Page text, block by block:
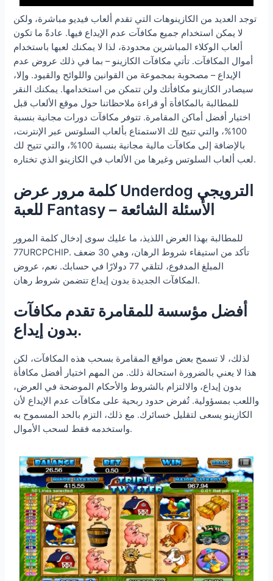
توجد العديد من الكازينوهات التي تقدم ألعاب فيديو مباشرة، ولكن
لا يمكن استخدام جميع مكافآت عدم الإيداع فيها. عادةً ما تكون
ألعاب الوكلاء المباشرين محدودة، لذا لا يمكنك لعبها باستخدام
أموال المكافآت. تأتي مكافآت الكازينو – بما في ذلك عروض عدم
الإيداع – مصحوبة بمجموعة من القوانين واللوائح والقيود. وإلا،
سيصادر الكازينو مكافأتك ولن تتمكن من استخدامها. يمكنك النقر
للمطالبة بالمكافأة أو قراءة ملاحظاتنا حول موقع الألعاب قبل
اختيار أفضل أماكن المقامرة. تتوفر مكافآت دورات مجانية بنسبة
100%، والتي تتيح لك الاستمتاع بألعاب السلوتس عبر الإنترنت،
بالإضافة إلى مكافآت مالية مجانية بنسبة 100%، والتي تتيح لك
لعب ألعاب السلوتس وغيرها من الألعاب في الكازينو الذي تختاره.
كلمة مرور عرض Underdog الترويجي
للعبة Fantasy – الأسئلة الشائعة
للمطالبة بهذا العرض اللذيذ، ما عليك سوى إدخال كلمة المرور
77URCPCHIP. تأكد من استيفاء شروط الرهان، وهي 30 ضعف
المبلغ المدفوع، لتلقي 77 دولارًا في حسابك. نعم، عروض
المكافآت الجديدة بدون إيداع تتضمن شروط رهان.
أفضل مؤسسة للمقامرة تقدم مكافآت
بدون إيداع.
لذلك، لا تسمح بعض مواقع المقامرة بسحب هذه المكافآت، لكن
هذا لا يعني بالضرورة استحالة ذلك. من المهم اختيار أفضل مكافأة
بدون إيداع، والالتزام بالشروط والأحكام الموضحة في العرض،
واللعب بمسؤولية. تُفرض حدود ربحية على مكافآت عدم الإيداع لأن
الكازينو يسعى لتقليل خسائرك. مع ذلك، التزم بالحد المسموح به
واستخدمه فقط لسحب الأموال.